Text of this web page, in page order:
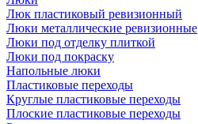
Люк пластиковый ревизионный
Люки металлические ревизионные
Люки под отделку плиткой
Люки под покраску
Напольные люки
Пластиковые переходы
Круглые пластиковые переходы
Плоские пластиковые переходы